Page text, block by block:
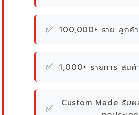
✅ 100,000+ ราย ลูกค้า
✅ 1,000+ รายการ สินค้
✅
Custom Made รับ